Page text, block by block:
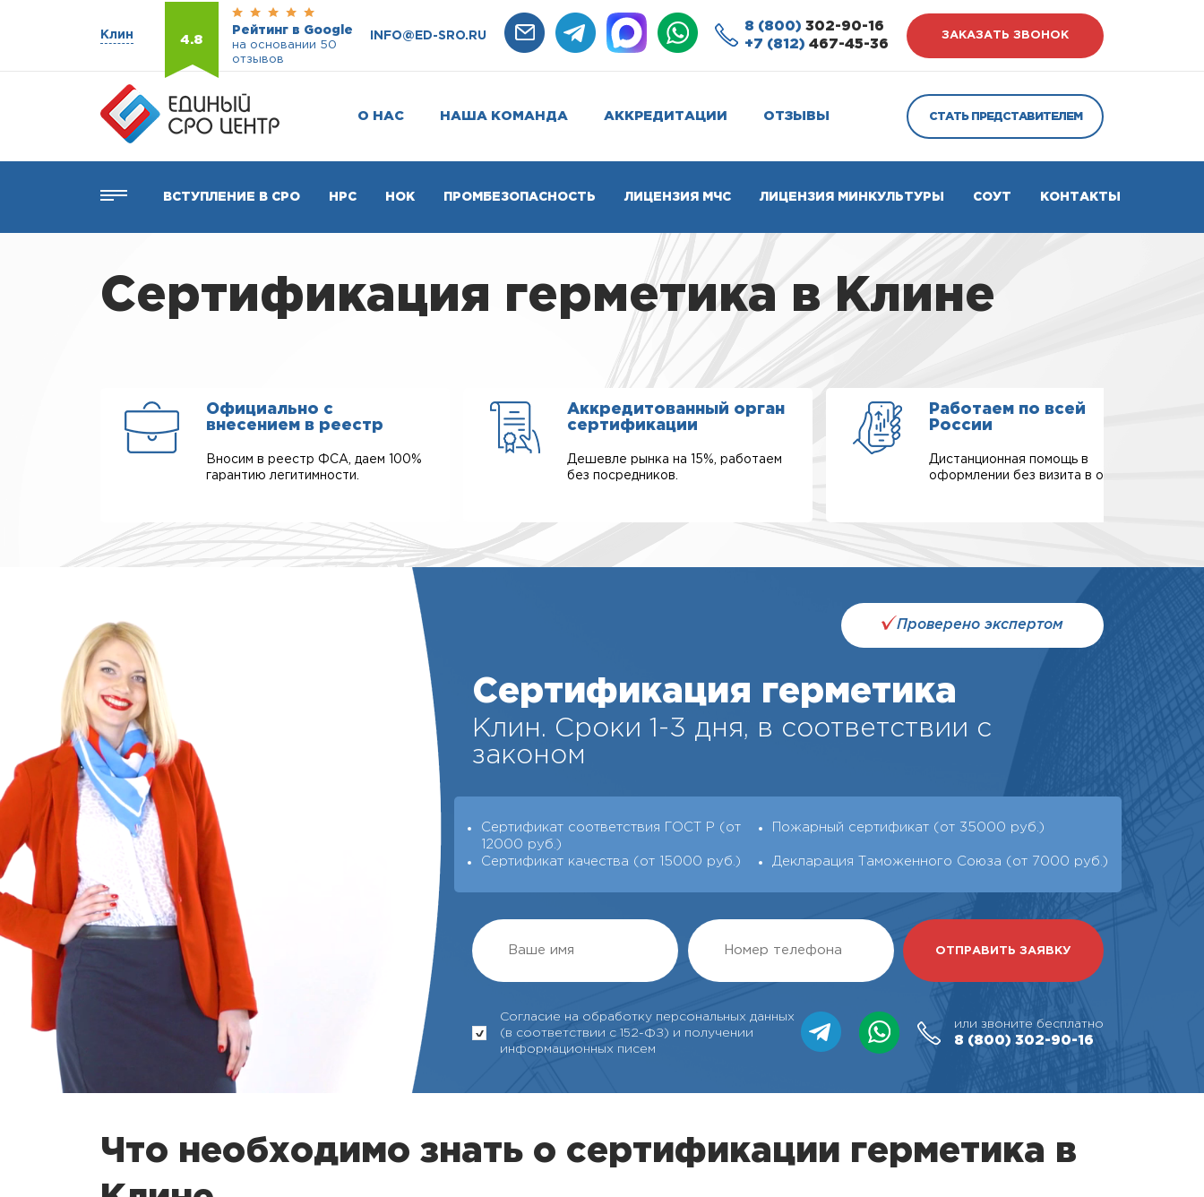
Клин 4.8
Рейтинг в Google
на основании 50
отзывов
INFO@ED-SRO.RU
8 (800) 302-90-16
+7 (812) 467-45-36
ЗАКАЗАТЬ ЗВОНОК
О НАС НАША КОМАНДА АККРЕДИТАЦИИ ОТЗЫВЫ СТАТЬ ПРЕДСТАВИТЕЛЕМ
ВСТУПЛЕНИЕ В СРО НРС НОК ПРОМБЕЗОПАСНОСТЬ ЛИЦЕНЗИЯ МЧС ЛИЦЕНЗИЯ МИНКУЛЬТУРЫ СОУТ КОНТАКТЫ
Сертификация герметика в Клине
Официально с
внесением в реестр
Вносим в реестр ФСА, даем 100%
гарантию легитимности.
Аккредитованный орган
сертификации
Дешевле рынка на 15%, работаем
без посредников.
Работаем по всей
России
Дистанционная помощь в
оформлении без визита в офис.
Проверено экспертом
Сертификация герметика
Клин. Cроки 1-3 дня, в соответствии с
законом
Сертификат соответствия ГОСТ Р (от
12000 руб.)
Пожарный сертификат (от 35000 руб.)
Сертификат качества (от 15000 руб.) Декларация Таможенного Союза (от 7000 руб.)
Согласие на обработку персональных данных
(в соответствии с 152-ФЗ) и получении
информационных писем
или звоните бесплатно
8 (800) 302-90-16
Что необходимо знать о сертификации герметика в